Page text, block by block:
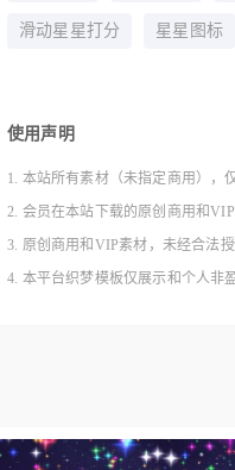
滑动星星打分 星星图标
使用声明
1. 本站所有素材（未指定商用），
2. 会员在本站下载的原创商用和
3. 原创商用和VIP素材，未经合法
4. 本平台织梦模板仅展示和个人非